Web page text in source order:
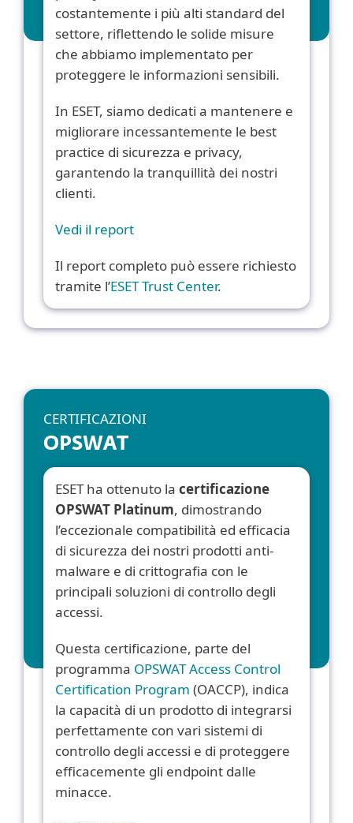
costantemente i più alti standard del
settore, riflettendo le solide misure
che abbiamo implementato per
proteggere le informazioni sensibili.
In ESET, siamo dedicati a mantenere e
migliorare incessantemente le best
practice di sicurezza e privacy,
garantendo la tranquillità dei nostri
clienti.
Vedi il report
Il report completo può essere richiesto
tramite l’ESET Trust Center.
CERTIFICAZIONI
OPSWAT
ESET ha ottenuto la certificazione
OPSWAT Platinum, dimostrando
l’eccezionale compatibilità ed efficacia
di sicurezza dei nostri prodotti anti-
malware e di crittografia con le
principali soluzioni di controllo degli
accessi.
Questa certificazione, parte del
programma OPSWAT Access Control
Certification Program (OACCP), indica
la capacità di un prodotto di integrarsi
perfettamente con vari sistemi di
controllo degli accessi e di proteggere
efficacemente gli endpoint dalle
minacce.